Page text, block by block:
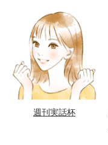
週刊実話杯